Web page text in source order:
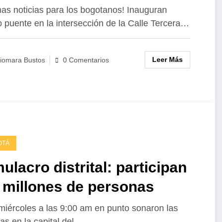
noticias para los bogotanos! Inauguran
puente en la intersección de la Calle Tercera…
Bustos 0 Comentarios Leer Más
distrital: participan
millones de personas
a las 9:00 am en punto sonaron las
atrapado
entre las
escándalos:
que nadie
quiere ver:
ley que no
«crecimiento
colombiano